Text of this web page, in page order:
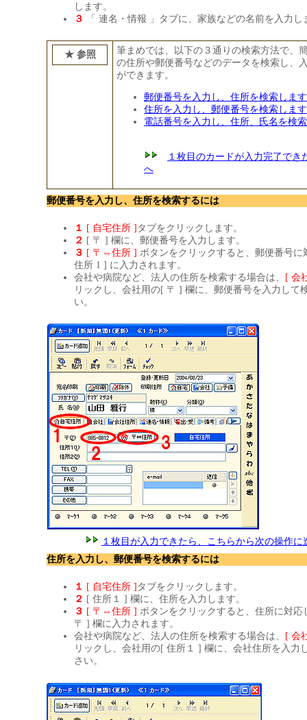
します。
３
「 連名・情報 」タブに、家族などの名前を入力し
★ 参照
筆まめでは、以下の３通りの検索方法で、
の住所や郵便番号などのデータを検索し、
ができます。
郵便番号を入力し、住所を検索します
住所を入力し、郵便番号を検索します
電話番号を入力し、住所、氏名を検
１枚目のカードが入力完了でき
へ
郵便番号を入力し、住所を検索するには
１ [ 自宅住所 ] タブをクリックします。
２ [ 〒 ] 欄に、郵便番号を入力します。
３ [ 〒⇔住所 ] ボタンをクリックすると、郵便番号に
住所 1 ] に入力されます。
会社や病院など、法人の住所を検索する場合は、
[ 会
リックし、会社用の[ 〒 ] 欄に、郵便番号を入力して
い。
１枚目が入力できたら、こちらから次の操作に
住所を入力し、郵便番号を検索するには
１ [ 自宅住所 ] タブをクリックします。
２ [ 住所１ ] 欄に、住所を入力します。
３ [ 〒⇔住所 ] ボタンをクリックすると、住所に対応
〒 ] 欄に入力されます。
会社や病院など、法人の住所を検索する場合は、
[ 会
リックし、会社用の[ 住所１ ] 欄に、会社住所を入力
さい。